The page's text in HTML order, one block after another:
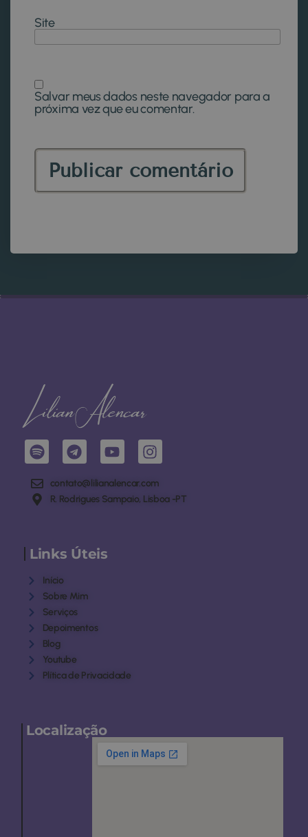
Site
Salvar meus dados neste navegador para a
próxima vez que eu comentar.
contato@lilianalencar.com
R. Rodrigues Sampaio, Lisboa -PT
Links Úteis
Início
Sobre Mim
Serviços
Depoimentos
Blog
Youtube
Plítica de Privacidade
Localização